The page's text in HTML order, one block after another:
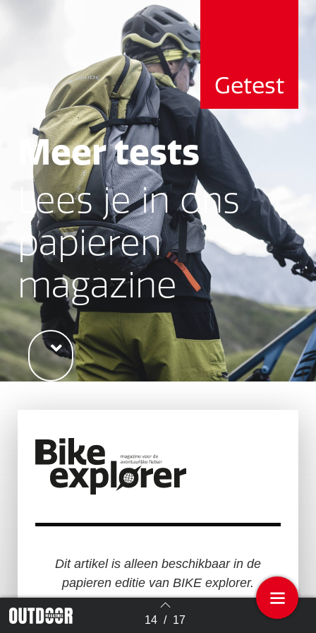
Terug naar overzicht 14 / 17
Getest
Meer tests
Lees je in ons
papieren
magazine
Dit artikel is alleen beschikbaar in de
papieren editie van BIKE explorer.
Wil jij BIKE explorer voortaan thuis